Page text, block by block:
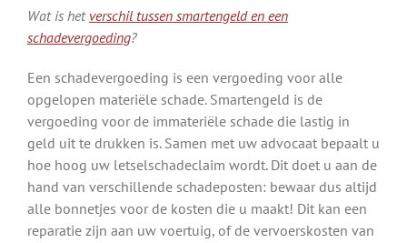
Wat is het verschil tussen smartengeld en een
schadevergoeding?
Een schadevergoeding is een vergoeding voor alle
opgelopen materiële schade. Smartengeld is de
vergoeding voor de immateriële schade die lastig in
geld uit te drukken is. Samen met uw advocaat bepaalt u
hoe hoog uw letselschadeclaim wordt. Dit doet u aan de
hand van verschillende schadeposten: bewaar dus altijd
alle bonnetjes voor de kosten die u maakt! Dit kan een
reparatie zijn aan uw voertuig, of de vervoerskosten van